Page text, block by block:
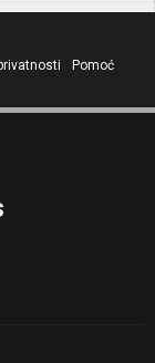
Pomoć
nas